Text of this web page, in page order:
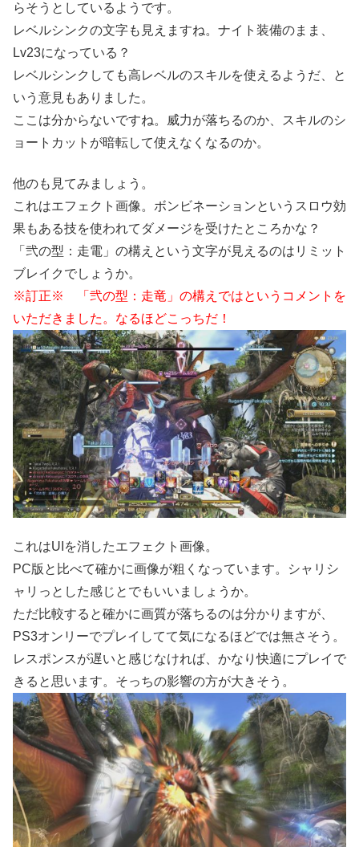
らそうとしているようです。
レベルシンクの文字も見えますね。ナイト装備のまま、
Lv23になっている？
レベルシンクしても高レベルのスキルを使えるようだ、と
いう意見もありました。
ここは分からないですね。威力が落ちるのか、スキルのシ
ョートカットが暗転して使えなくなるのか。
他のも見てみましょう。
これはエフェクト画像。ボンビネーションというスロウ効
果もある技を使われてダメージを受けたところかな？
「弐の型：走電」の構えという文字が見えるのはリミット
ブレイクでしょうか。
※訂正※ 「弐の型：走竜」の構えではというコメントを
いただきました。なるほどこっちだ！
これはUIを消したエフェクト画像。
PC版と比べて確かに画像が粗くなっています。シャリシ
ャリっとした感じとでもいいましょうか。
ただ比較すると確かに画質が落ちるのは分かりますが、
PS3オンリーでプレイしてて気になるほどでは無さそう。
レスポンスが遅いと感じなければ、かなり快適にプレイで
きると思います。そっちの影響の方が大きそう。